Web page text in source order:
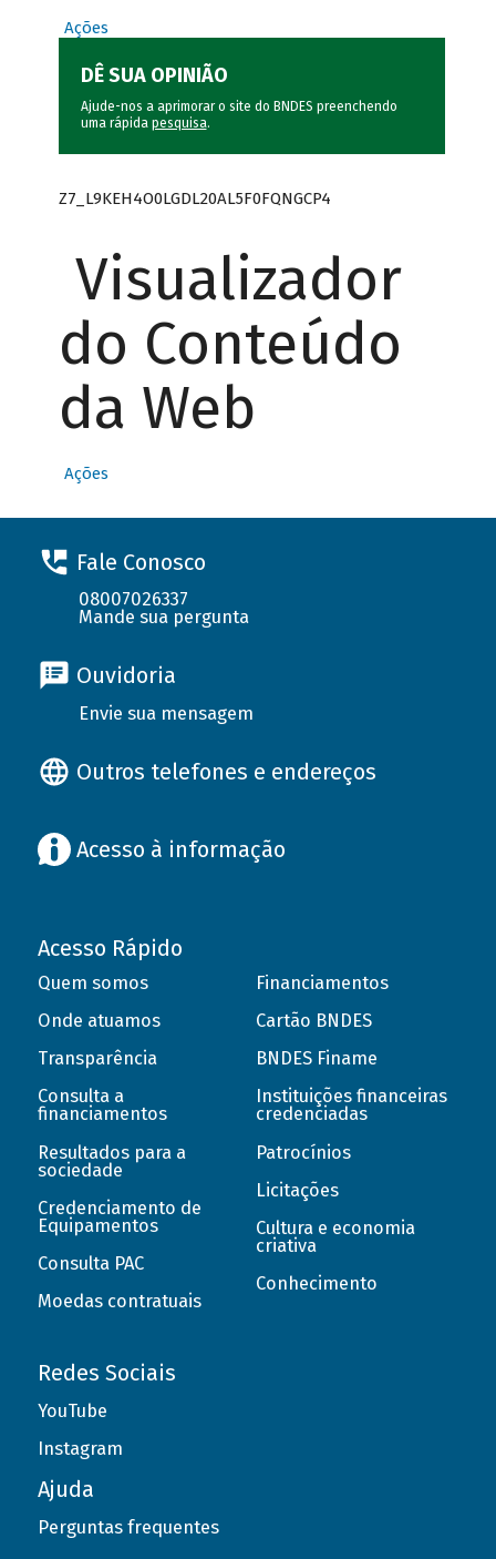
Ações
DÊ SUA OPINIÃO
Ajude-nos a aprimorar o site do BNDES preenchendo
uma rápida pesquisa.
Z7_L9KEH4O0LGDL20AL5F0FQNGCP4
Visualizador
do Conteúdo
da Web
Ações
Fale Conosco
08007026337
Mande sua pergunta
Ouvidoria
Envie sua mensagem
Outros telefones e endereços
Acesso à informação
Acesso Rápido
Quem somos
Onde atuamos
Transparência
Consulta a
financiamentos
Resultados para a
sociedade
Credenciamento de
Equipamentos
Consulta PAC
Moedas contratuais
Financiamentos
Cartão BNDES
BNDES Finame
Instituições financeiras
credenciadas
Patrocínios
Licitações
Cultura e economia
criativa
Conhecimento
Redes Sociais
YouTube
Instagram
Ajuda
Perguntas frequentes